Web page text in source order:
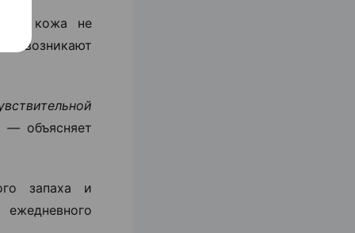
кожа не
возникают
— объясняет
запаха и